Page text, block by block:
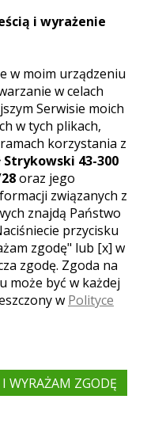
do pełnej
suknię
postarać się o
współgrał z
Niektóre
się z
Jednym z
jest wybór i
na
tutaj
zabawa przy
granej przez
a. Mniejsze
wymagają
Atrakcyjne
wymagają
tym trzeba
portal
wybrać i
i wyrażenie
w moim urządzeniu
w celach
Serwisie moich
w tych plikach,
korzystania z
43-300
oraz jego
związanych z
znajdą Państwo
przycisku
zgodę" lub [x] w
zgodę. Zgoda na
może być w każdej
w Polityce
WYRAŻAM ZGODĘ